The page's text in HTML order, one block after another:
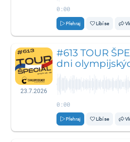
0:00
Přehraj Líbí se
23.7.2026
#613 TOUR
dni
0:00
Přehraj Líbí se